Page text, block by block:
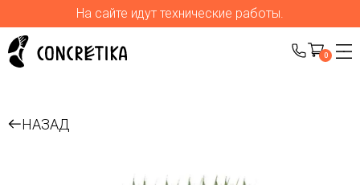
На сайте идут технические работы.
0
НАЗАД